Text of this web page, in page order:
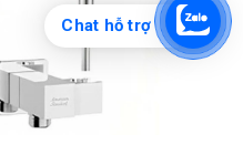
Chat hỗ trợ